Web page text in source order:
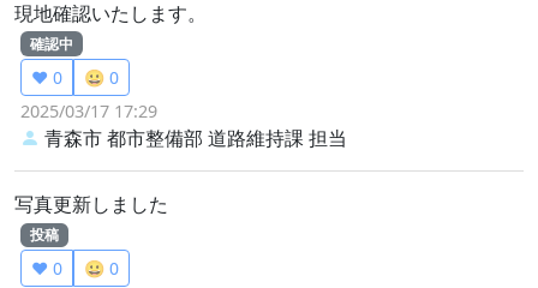
現地確認いたします。
確認中
❤️ 0
😀 0
2025/03/17 17:29
青森市 都市整備部 道路維持課 担当
写真更新しました
投稿
❤️ 0
😀 0